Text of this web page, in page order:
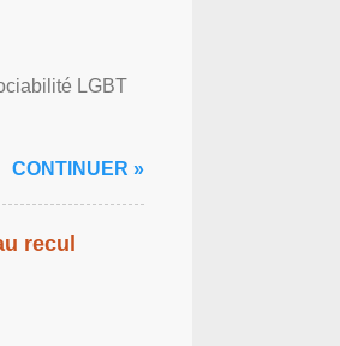
LGBT
CONTINUER »
recul